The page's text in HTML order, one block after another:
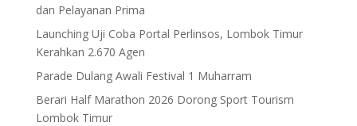
dan Pelayanan Prima
Launching Uji Coba Portal Perlinsos, Lombok Timur
Kerahkan 2.670 Agen
Parade Dulang Awali Festival 1 Muharram
Berari Half Marathon 2026 Dorong Sport Tourism
Lombok Timur